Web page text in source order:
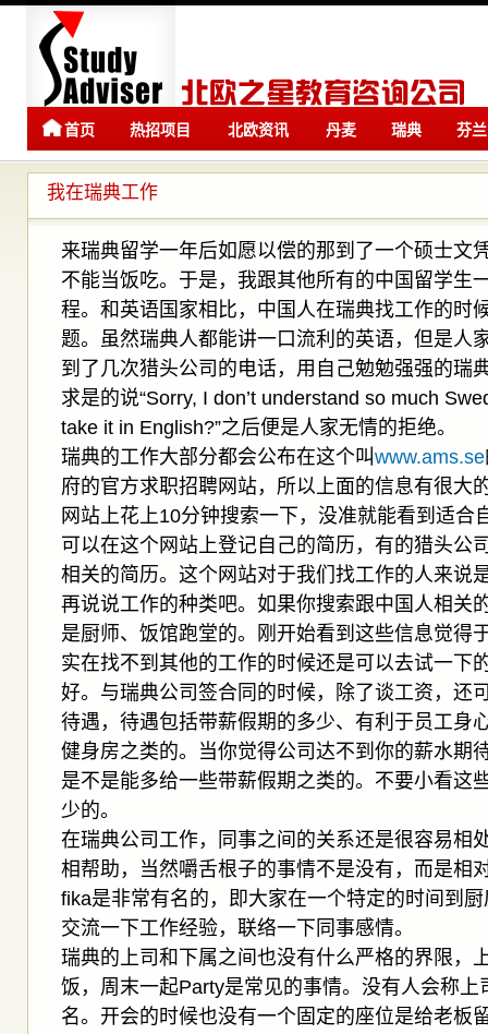
首页 热招项目 北欧资讯 丹麦
留学
瑞典
留学
芬兰
我在瑞典工作
来瑞典留学一年后如愿以偿的那到了一个硕士文
不能当饭吃。于是，我跟其他所有的中国留学生
程。和英语国家相比，中国人在瑞典找工作的时
题。虽然瑞典人都能讲一口流利的英语，但是人
到了几次猎头公司的电话，用自己勉勉强强的瑞
求是的说“Sorry, I don’t understand so much
take it in English?”之后便是人家无情的拒绝。
瑞典的工作大部分都会公布在这个叫www.ams.se
府的官方求职招聘网站，所以上面的信息有很大
网站上花上10分钟搜索一下，没准就能看到适合
可以在这个网站上登记自己的简历，有的猎头公
相关的简历。这个网站对于我们找工作的人来说
再说说工作的种类吧。如果你搜索跟中国人相关
是厨师、饭馆跑堂的。刚开始看到这些信息觉得
实在找不到其他的工作的时候还是可以去试一下
好。与瑞典公司签合同的时候，除了谈工资，还
待遇，待遇包括带薪假期的多少、有利于员工身
健身房之类的。当你觉得公司达不到你的薪水期
是不是能多给一些带薪假期之类的。不要小看这
少的。
在瑞典公司工作，同事之间的关系还是很容易相
相帮助，当然嚼舌根子的事情不是没有，而是相
fika是非常有名的，即大家在一个特定的时间到
交流一下工作经验，联络一下同事感情。
瑞典的上司和下属之间也没有什么严格的界限，
饭，周末一起Party是常见的事情。没有人会称上
名。开会的时候也没有一个固定的座位是给老板